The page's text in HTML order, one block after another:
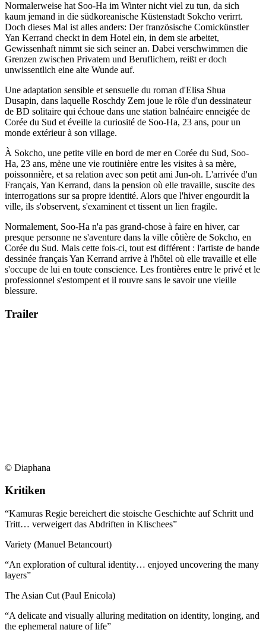
Normalerweise hat Soo-Ha im Winter nicht viel zu tun, da sich
kaum jemand in die südkoreanische Küstenstadt Sokcho verirrt.
Doch dieses Mal ist alles anders: Der französische Comickünstler
Yan Kerrand checkt in dem Hotel ein, in dem sie arbeitet,
Gewissenhaft nimmt sie sich seiner an. Dabei verschwimmen die
Grenzen zwischen Privatem und Beruflichem, reißt er doch
unwissentlich eine alte Wunde auf.
Une adaptation sensible et sensuelle du roman d'Elisa Shua
Dusapin, dans laquelle Roschdy Zem joue le rôle d'un dessinateur
de BD solitaire qui échoue dans une station balnéaire enneigée de
Corée du Sud et éveille la curiosité de Soo-Ha, 23 ans, pour un
monde extérieur à son village.
À Sokcho, une petite ville en bord de mer en Corée du Sud, Soo-
Ha, 23 ans, mène une vie routinière entre les visites à sa mère,
poissonnière, et sa relation avec son petit ami Jun-oh. L'arrivée d'un
Français, Yan Kerrand, dans la pension où elle travaille, suscite des
interrogations sur sa propre identité. Alors que l'hiver engourdit la
ville, ils s'observent, s'examinent et tissent un lien fragile.
Normalement, Soo-Ha n'a pas grand-chose à faire en hiver, car
presque personne ne s'aventure dans la ville côtière de Sokcho, en
Corée du Sud. Mais cette fois-ci, tout est différent : l'artiste de bande
dessinée français Yan Kerrand arrive à l'hôtel où elle travaille et elle
s'occupe de lui en toute conscience. Les frontières entre le privé et le
professionnel s'estompent et il rouvre sans le savoir une vieille
blessure.
Trailer
© Diaphana
Kritiken
“Kamuras Regie bereichert die stoische Geschichte auf Schritt und
Tritt… verweigert das Abdriften in Klischees”
Variety (Manuel Betancourt)
“An exploration of cultural identity… enjoyed uncovering the many
layers”
The Asian Cut (Paul Enicola)
“A delicate and visually alluring meditation on identity, longing, and
the ephemeral nature of life”